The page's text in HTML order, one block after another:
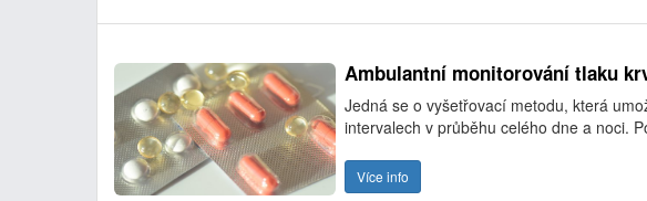
Ambulantní monitorování tlaku
Jedná se o vyšetřovací metodu, která
intervalech v průběhu celého dne a noci.
Více info